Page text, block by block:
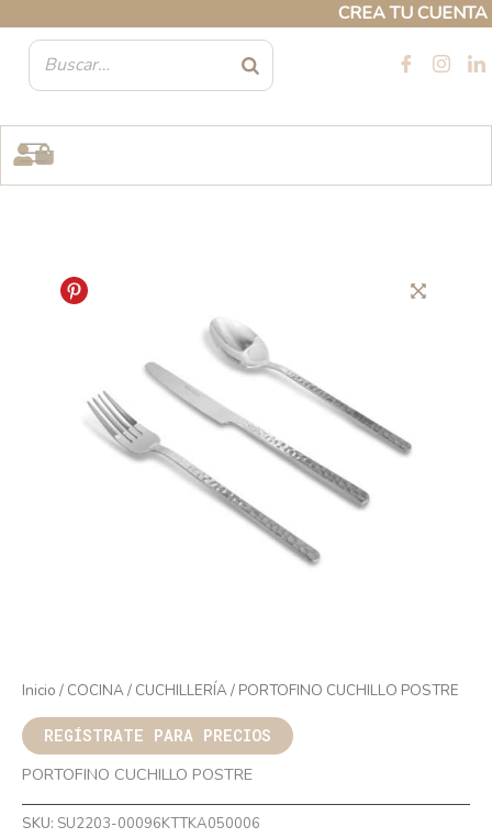
CREA TU CUENTA
contenido
Inicio / COCINA/ CUCHILLERÍA/ PORTOFINO CUCHILLO POSTRE
REGÍSTRATE PARA PRECIOS
PORTOFINO CUCHILLO POSTRE
SKU: SU2203-00096KTTKA050006